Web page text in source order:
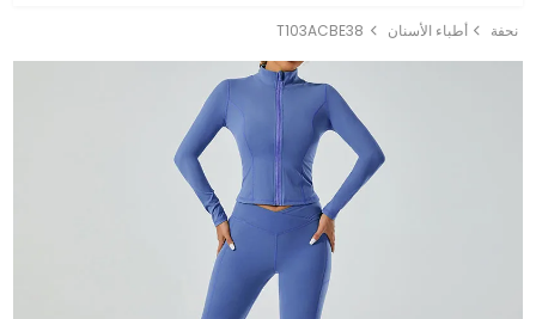
نحفة أطباء الأسنان T103ACBE38